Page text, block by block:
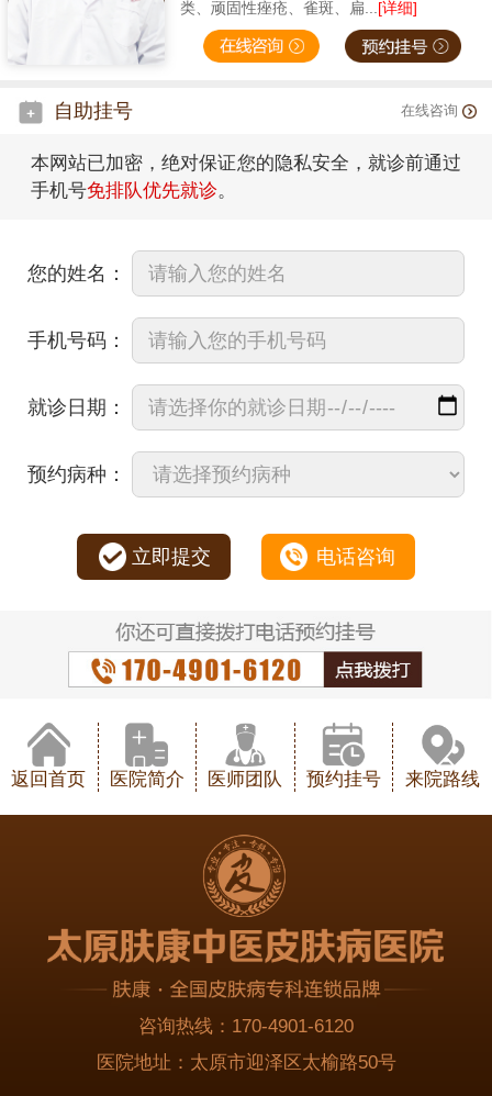
类、顽固性痤疮、雀斑、扁...[详细]
自助挂号 在线咨询
本网站已加密，绝对保证您的隐私安全，就诊前通过
手机号免排队优先就诊。
您的姓名：
手机号码：
就诊日期：
预约病种：
立即提交 电话咨询
返回首页 医院简介 医师团队 预约挂号 来院路线
咨询热线： 170-4901-6120
医院地址： 太原市迎泽区太榆路50号